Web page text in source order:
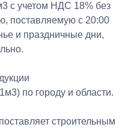
с учетом НДС 18% без
поставляемую с 20:00
и праздничные дни,
по городу и области.
строительным